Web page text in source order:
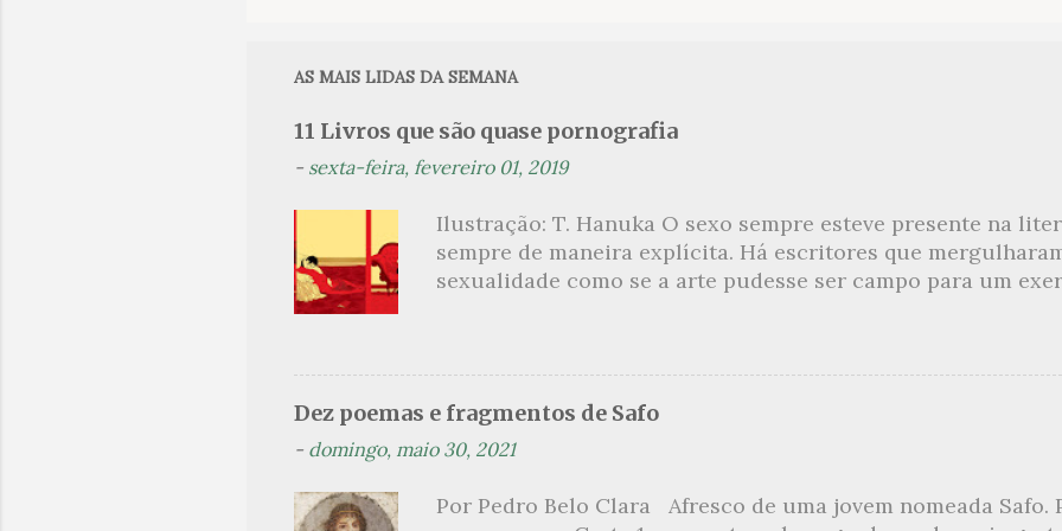
e
t
á
r
o
s
AS MAIS LIDAS DA SEMANA
11 Livros que são quase pornografia
- sexta-feira, fevereiro 01, 2019
Ilustração: T. Hanuka O sexo sempre esteve presente na
sempre de maneira explícita. Há escritores que
sexualidade como se a arte pudesse ser campo para um
apresenta um conjunto de livros nos quais os escritores se
sido autora de um livro chamado Pourquoi le Brésil ?, tem
principais figuras que se filiam à tradição da qual faz parte
se tratar de uma narrativa que recupera a relação
Dez poemas e fragmentos de Safo
- domingo, maio 30, 2021
Por Pedro Belo Clara Afresco de uma jovem nomeada Safo.